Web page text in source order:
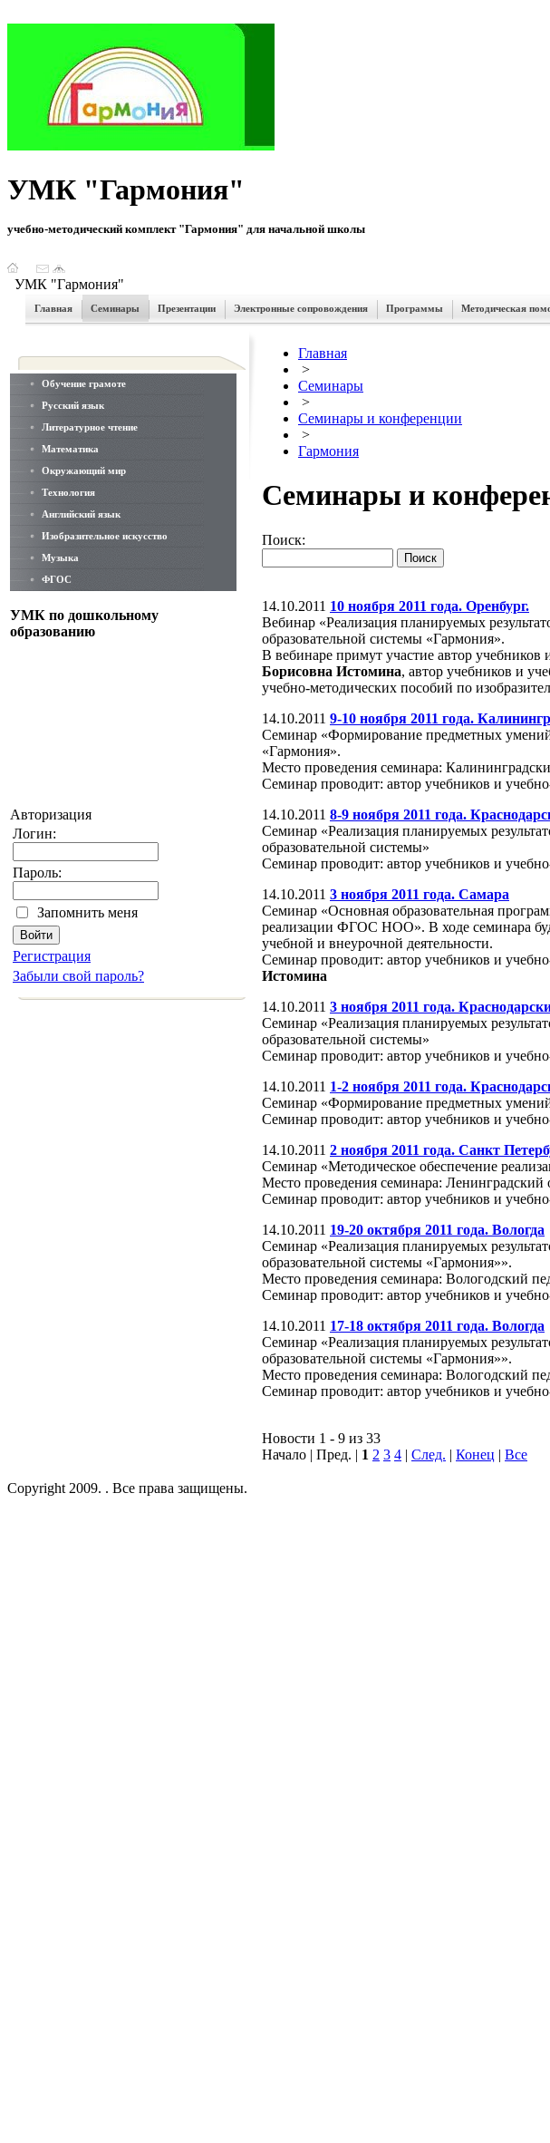
УМК "Гармония"
учебно-методический комплект "Гармония" для начальной школы
УМК "Гармония"
Главная Семинары Презентации Электронные сопровождения Программы Методическая
Обучение грамоте
Русский язык
Литературное чтение
Математика
Окружающий мир
Технология
Английский язык
Изобразительное искусство
Музыка
ФГОС
УМК по дошкольному
образованию
Авторизация
Логин:
Пароль:
Запомнить меня
Регистрация
Забыли свой пароль?
Главная
>
Семинары
>
Семинары и конференции
>
Гармония
Семинары и
Поиск:
14.10.2011 10 ноября 2011 года. Оренбург.
Вебинар «Реализация планируемых
образовательной системы «Гармония».
В вебинаре примут участие автор учебников
Борисовна Истомина, автор учебников и
учебно-методических пособий по
14.10.2011 9-10 ноября 2011 года.
Семинар «Формирование предметных
«Гармония».
Место проведения семинара:
Семинар проводит: автор учебников и
14.10.2011 8-9 ноября 2011 года.
Семинар «Реализация планируемых
образовательной системы»
Семинар проводит: автор учебников и
14.10.2011 3 ноября 2011 года. Самара
Семинар «Основная образовательная
реализации ФГОС НОО». В ходе семинара
учебной и внеурочной деятельности.
Семинар проводит: автор учебников и
Истомина
14.10.2011 3 ноября 2011 года.
Семинар «Реализация планируемых
образовательной системы»
Семинар проводит: автор учебников и
14.10.2011 1-2 ноября 2011 года.
Семинар «Формирование предметных
Семинар проводит: автор учебников и
14.10.2011 2 ноября 2011 года. Санкт
Семинар «Методическое обеспечение
Место проведения семинара: Ленинградский
Семинар проводит: автор учебников и
14.10.2011 19-20 октября 2011 года. Вологда
Семинар «Реализация планируемых
образовательной системы «Гармония»».
Место проведения семинара: Вологодский
Семинар проводит: автор учебников и
14.10.2011 17-18 октября 2011 года. Вологда
Семинар «Реализация планируемых
образовательной системы «Гармония»».
Место проведения семинара: Вологодский
Семинар проводит: автор учебников и
Новости 1 - 9 из 33
Начало | Пред. | 1 2 3 4 | След. | Конец | Все
Copyright 2009. . Все права защищены.